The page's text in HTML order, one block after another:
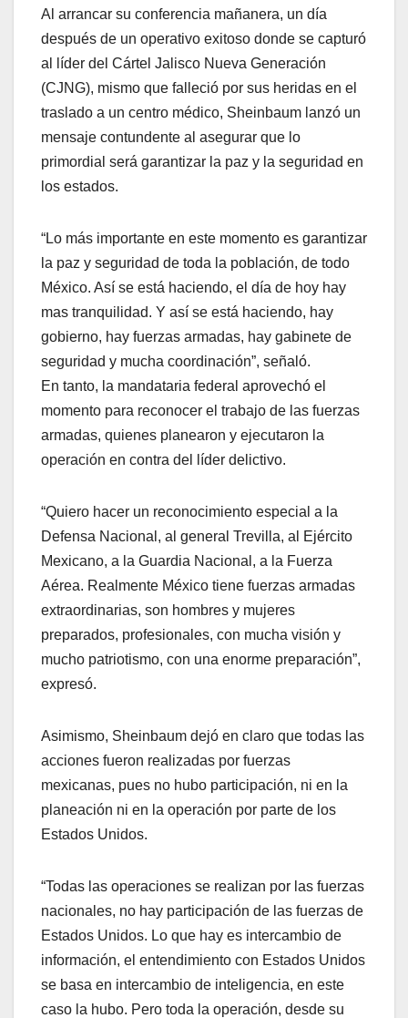
Al arrancar su conferencia mañanera, un día
después de un operativo exitoso donde se capturó
al líder del Cártel Jalisco Nueva Generación
(CJNG), mismo que falleció por sus heridas en el
traslado a un centro médico, Sheinbaum lanzó un
mensaje contundente al asegurar que lo
primordial será garantizar la paz y la seguridad en
los estados.
“Lo más importante en este momento es garantizar
la paz y seguridad de toda la población, de todo
México. Así se está haciendo, el día de hoy hay
mas tranquilidad. Y así se está haciendo, hay
gobierno, hay fuerzas armadas, hay gabinete de
seguridad y mucha coordinación”, señaló.
En tanto, la mandataria federal aprovechó el
momento para reconocer el trabajo de las fuerzas
armadas, quienes planearon y ejecutaron la
operación en contra del líder delictivo.
“Quiero hacer un reconocimiento especial a la
Defensa Nacional, al general Trevilla, al Ejército
Mexicano, a la Guardia Nacional, a la Fuerza
Aérea. Realmente México tiene fuerzas armadas
extraordinarias, son hombres y mujeres
preparados, profesionales, con mucha visión y
mucho patriotismo, con una enorme preparación”,
expresó.
Asimismo, Sheinbaum dejó en claro que todas las
acciones fueron realizadas por fuerzas
mexicanas, pues no hubo participación, ni en la
planeación ni en la operación por parte de los
Estados Unidos.
“Todas las operaciones se realizan por las fuerzas
nacionales, no hay participación de las fuerzas de
Estados Unidos. Lo que hay es intercambio de
información, el entendimiento con Estados Unidos
se basa en intercambio de inteligencia, en este
caso la hubo. Pero toda la operación, desde su